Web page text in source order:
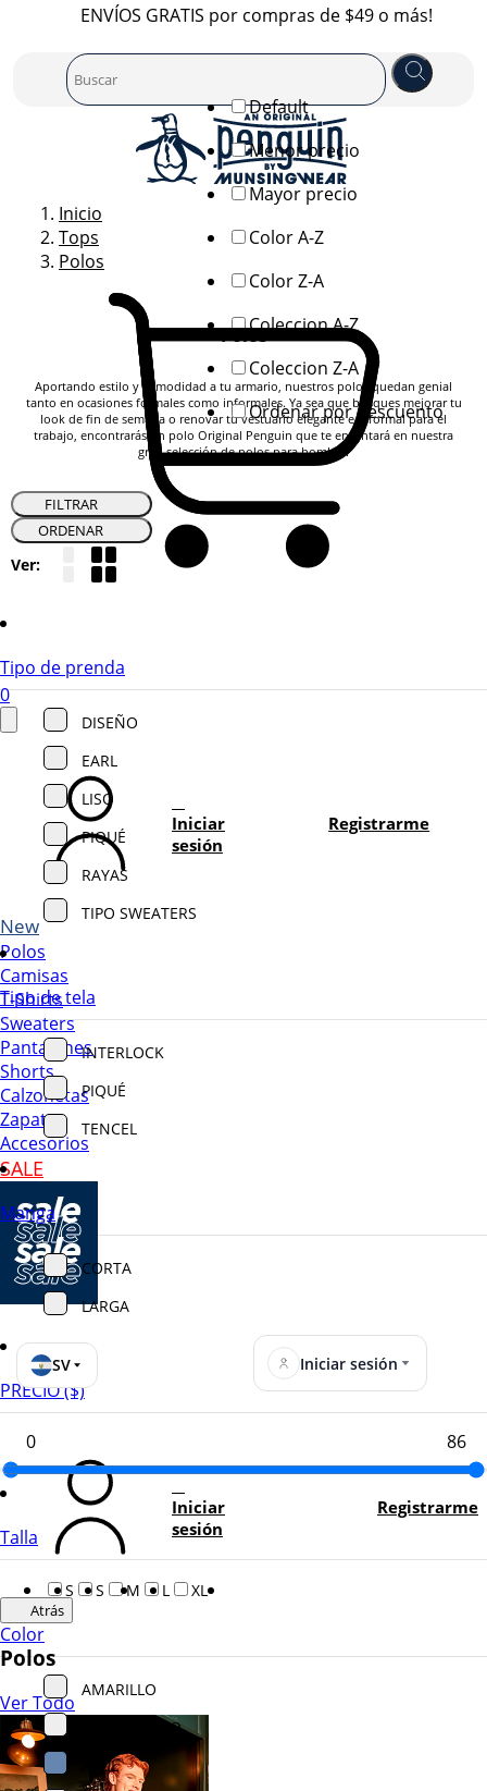
ENVÍOS GRATIS por compras de $49 o más!
0
Iniciar
sesión
Registrarme
New
Polos
Camisas
T-Shirts
Sweaters
Pantalones
Shorts
Calzonetas
Zapatos
Accesorios
SALE
SV Iniciar sesión
Iniciar
sesión
Registrarme
Atrás
Polos
Ver Todo
Inicio
Tops
Polos
Polos
Aportando estilo y comodidad a tu armario, nuestros polos quedan genial
tanto en ocasiones formales como informales. Ya sea que busques mejorar tu
look de fin de semana o renovar tu vestuario elegante e informal para el
trabajo, encontrarás un polo Original Penguin que te encantará en nuestra
gran selección de polos para hombre.
FILTRAR
ORDENAR
Ver:
Tipo de prenda
DISEÑO
EARL
LISO
PIQUÉ
RAYAS
TIPO SWEATERS
Tipo de tela
INTERLOCK
PIQUÉ
TENCEL
Manga
CORTA
LARGA
PRECIO ($)
Talla
S S M L XL
Color
AMARILLO
ANARANJADO
AZUL
Default
Menor precio
Mayor precio
Color A-Z
Color Z-A
Coleccion A-Z
Coleccion Z-A
Ordenar por descuento